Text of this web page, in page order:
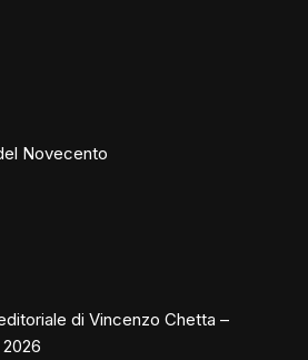
Novecento
di Vincenzo Chetta –